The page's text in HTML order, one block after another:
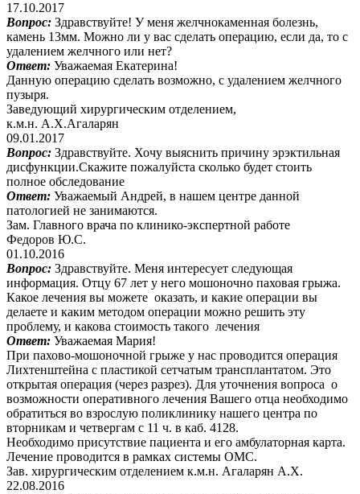
17.10.2017
Вопрос: Здравствуйте! У меня желчнокаменная болезнь,
камень 13мм. Можно ли у вас сделать операцию, если да, то с
удалением желчного или нет?
Ответ: Уважаемая Екатерина!
Данную операцию сделать возможно, с удалением желчного
пузыря.
Заведующий хирургическим отделением,
к.м.н. А.Х.Агаларян
09.01.2017
Вопрос: Здравствуйте. Хочу выяснить причину эрэктильная
дисфункции.Скажите пожалуйста сколько будет стоить
полное обследование
Ответ: Уважаемый Андрей, в нашем центре данной
патологией не занимаются.
Зам. Главного врача по клинико-экспертной работе
Федоров Ю.С.
01.10.2016
Вопрос: Здравствуйте. Меня интересует следующая
информация. Отцу 67 лет у него мошоночно паховая грыжа.
Какое лечения вы можете оказать, и какие операции вы
делаете и каким методом операции можно решить эту
проблему, и какова стоимость такого лечения
Ответ: Уважаемая Мария!
При пахово-мошоночной грыже у нас проводится операция
Лихтенштейна с пластикой сетчатым трансплантатом. Это
открытая операция (через разрез). Для уточнения вопроса о
возможности оперативного лечения Вашего отца необходимо
обратиться во взрослую поликлинику нашего центра по
вторникам и четвергам с 11 ч. в каб. 4128.
Необходимо присутствие пациента и его амбулаторная карта.
Лечение проводится в рамках системы ОМС.
Зав. хирургическим отделением к.м.н. Агаларян А.Х.
22.08.2016